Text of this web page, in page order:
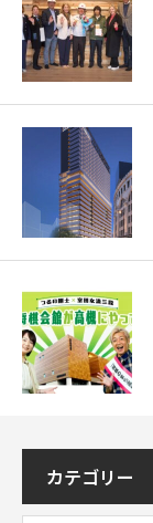
カテゴリー